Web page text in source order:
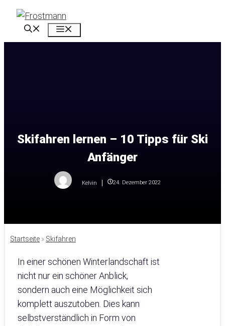
Zum
Inhalt
Skifahren lernen – 10 Tipps für Ski
Anfänger
Kelvin 24. Dezember 2022
Startseite » Skifahren
In einer schönen Winterlandschaft ist
nicht nur ein schöner Anblick,
sondern auch eine Möglichkeit sich
komplett auszutoben. Dies kann
selbstverständlich in Form von